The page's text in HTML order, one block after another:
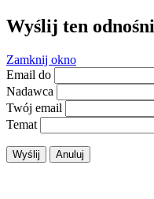
Wyślij ten
Zamknij okno
Email do
Nadawca
Twój email
Temat
Wyślij Anuluj